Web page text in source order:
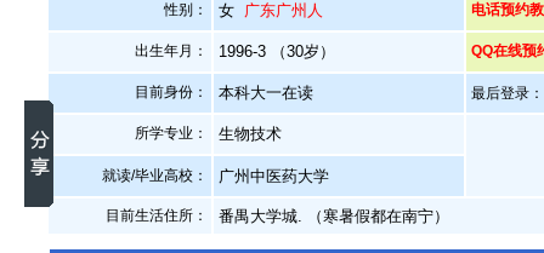
性别： 女 广东广州人 电话预约
出生年月： 1996-3 （30岁） QQ在线预
目前身份： 本科大一在读 最后登录
所学专业： 生物技术
就读/毕业高校： 广州中医药大学
目前生活住所： 番禺大学城. （寒暑假都在南宁）